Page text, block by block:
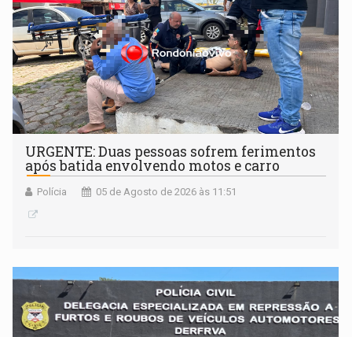
URGENTE: Duas pessoas sofrem ferimentos
após batida envolvendo motos e carro
Polícia 05 de Agosto de 2026 às 11:51